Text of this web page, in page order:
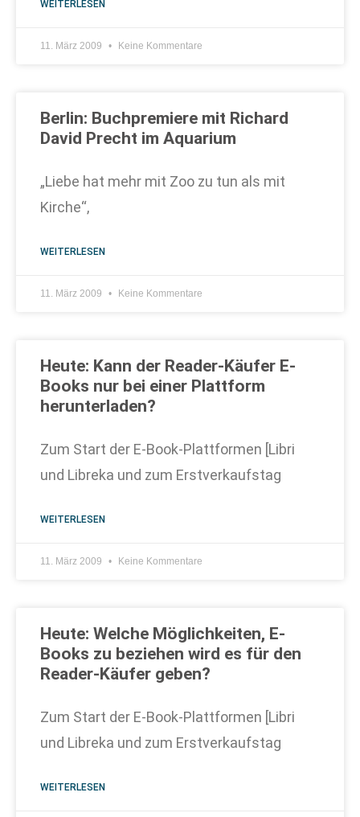
WEITERLESEN
11. März 2009 Keine Kommentare
Berlin: Buchpremiere mit Richard
David Precht im Aquarium
„Liebe hat mehr mit Zoo zu tun als mit
Kirche“,
WEITERLESEN
11. März 2009 Keine Kommentare
Heute: Kann der Reader-Käufer E-
Books nur bei einer Plattform
herunterladen?
Zum Start der E-Book-Plattformen [Libri
und Libreka und zum Erstverkaufstag
WEITERLESEN
11. März 2009 Keine Kommentare
Heute: Welche Möglichkeiten, E-
Books zu beziehen wird es für den
Reader-Käufer geben?
Zum Start der E-Book-Plattformen [Libri
und Libreka und zum Erstverkaufstag
WEITERLESEN